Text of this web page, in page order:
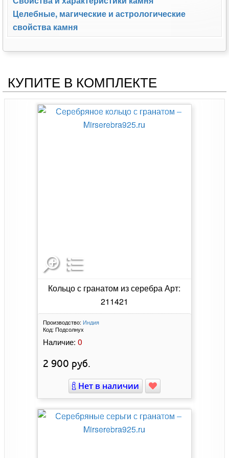
Целебные, магические и астрологические
свойства камня
КУПИТЕ В КОМПЛЕКТЕ
Кольцо с гранатом из серебра Арт:
211421
Производство: Индия
Код: Подсолнух
Наличие: 0
2 900 руб.
Нет в наличии